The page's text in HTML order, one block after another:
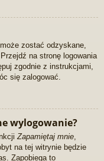
zostać odzyskane,
na stronę logowania
zgodnie z instrukcjami,
się zalogować.
wylogowanie?
Zapamiętaj mnie
na tej witrynie będzie
Zapobiega to